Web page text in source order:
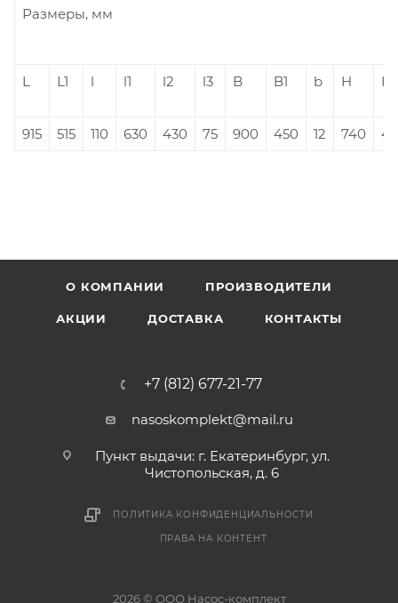
Размеры, мм
L L1 l l1 l2 l3 B B1 b H H1
915 515 110 630 430 75 900 450 12 740
О КОМПАНИИ ПРОИЗВОДИТЕЛИ
АКЦИИ ДОСТАВКА КОНТАКТЫ
+7 (812) 677-21-77
nasoskomplekt@mail.ru
Пункт выдачи: г. Екатеринбург, ул.
Чистопольская, д. 6
ПОЛИТИКА КОНФИДЕНЦИАЛЬНОСТИ
ПРАВА НА КОНТЕНТ
2026 © ООО Насос-комплект